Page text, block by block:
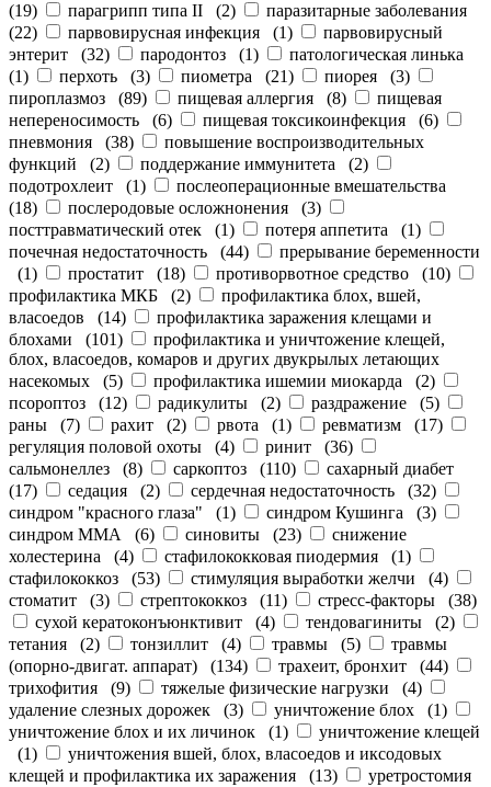
(19) парагрипп типа II (2)
паразитарные заболевания
(22) парвовирусная инфекция (1)
парвовирусный
энтерит (32) пародонтоз (1)
патологическая линька
(1) перхоть (3) пиометра (21) пиорея (3)
пироплазмоз (89) пищевая аллергия (8)
пищевая
непереносимость (6) пищевая токсикоинфекция (6)
пневмония (38)
повышение воспроизводительных
функций (2) поддержание иммунитета (2)
подотрохлеит (1)
послеоперационные вмешательства
(18) послеродовые осложнонения (3)
посттравматический отек (1) потеря аппетита (1)
почечная недостаточность (44)
прерывание беременности
(1) простатит (18) противорвотное средство (10)
профилактика МКБ (2)
профилактика блох, вшей,
власоедов (14)
профилактика заражения клещами и
блохами (101)
профилактика и уничтожение клещей,
блох, власоедов, комаров и других двукрылых летающих
насекомых (5) профилактика ишемии миокарда (2)
псороптоз (12) радикулиты (2) раздражение (5)
раны (7) рахит (2) рвота (1) ревматизм (17)
регуляция половой охоты (4) ринит (36)
сальмонеллез (8) саркоптоз (110)
сахарный диабет
(17) седация (2) сердечная недостаточность (32)
синдром "красного глаза" (1) синдром Кушинга (3)
синдром ММА
(6) синовиты (23)
снижение
холестерина (4) стафилококковая пиодермия (1)
стафилококкоз (53) стимуляция выработки желчи (4)
стоматит (3) стрептококкоз (11) стресс-факторы (38)
сухой кератоконъюнктивит (4) тендовагиниты (2)
тетания (2) тонзиллит (4) травмы (5)
травмы
(опорно-двигат. аппарат) (134) трахеит, бронхит (44)
трихофития (9) тяжелые физические нагрузки (4)
удаление слезных дорожек (3) уничтожение блох (1)
уничтожение блох и их личинок (1)
уничтожение клещей
(1)
уничтожения вшей, блох, власоедов и иксодовых
клещей и профилактика их заражения (13)
уретростомия